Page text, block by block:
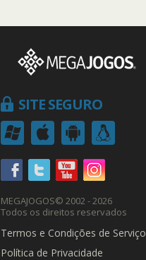
SITE SEGURO
MEGAJOGOS© 2002 - 2026
Todos os direitos reservados
Termos e Condições de Serviço
Política de Privacidade